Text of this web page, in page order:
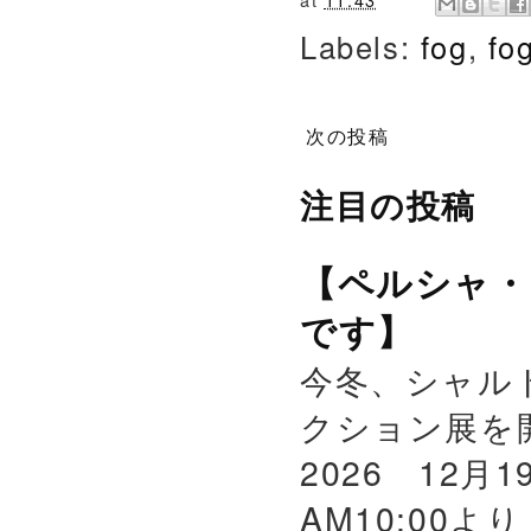
Labels: fog,
次の投稿
注目の投稿
【ペルシャ
です】
今冬、シャル
クション展
2026 12月19
AM10:00よ